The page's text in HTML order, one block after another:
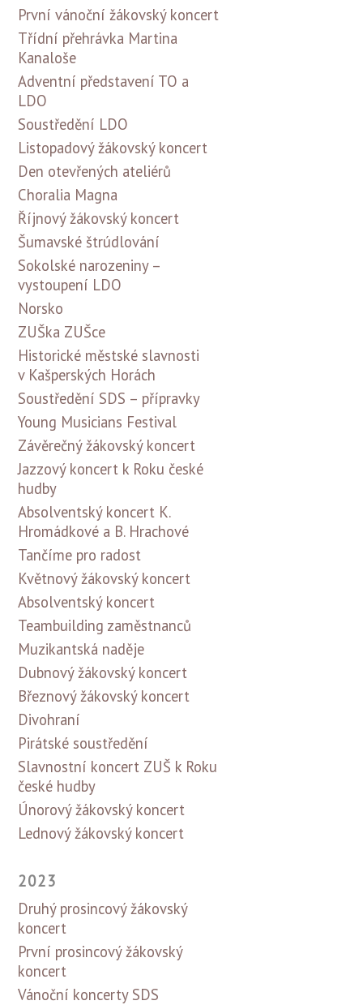
První vánoční žákovský koncert
Třídní přehrávka Martina
Kanaloše
Adventní představení TO a
LDO
Soustředění LDO
Listopadový žákovský koncert
Den otevřených ateliérů
Choralia Magna
Říjnový žákovský koncert
Šumavské štrúdlování
Sokolské narozeniny –
vystoupení LDO
Norsko
ZUŠka ZUŠce
Historické městské slavnosti
v Kašperských Horách
Soustředění SDS – přípravky
Young Musicians Festival
Závěrečný žákovský koncert
Jazzový koncert k Roku české
hudby
Absolventský koncert K.
Hromádkové a B. Hrachové
Tančíme pro radost
Květnový žákovský koncert
Absolventský koncert
Teambuilding zaměstnanců
Muzikantská naděje
Dubnový žákovský koncert
Březnový žákovský koncert
Divohraní
Pirátské soustředění
Slavnostní koncert ZUŠ k Roku
české hudby
Únorový žákovský koncert
Lednový žákovský koncert
2023
Druhý prosincový žákovský
koncert
První prosincový žákovský
koncert
Vánoční koncerty SDS